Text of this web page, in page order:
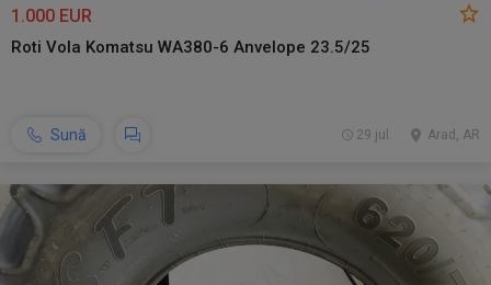
1.000 EUR
Roti Vola Komatsu WA380-6 Anvelope 23.5/25
Sună Arad, AR
29 jul.